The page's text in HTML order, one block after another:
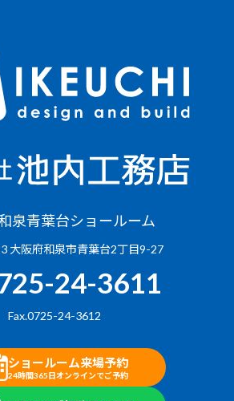
泉青葉台ショールーム
大阪府和泉市青葉台2丁目9-27
24-3611
Fax.0725-24-3612
ショールーム来場予約
24時間365日オンラインでご予約